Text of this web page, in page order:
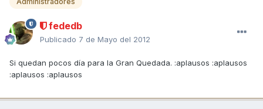
fededb
Publicado 7 de Mayo del 2012
Si quedan pocos día para la Gran Quedada. :aplausos :aplausos
:aplausos :aplausos